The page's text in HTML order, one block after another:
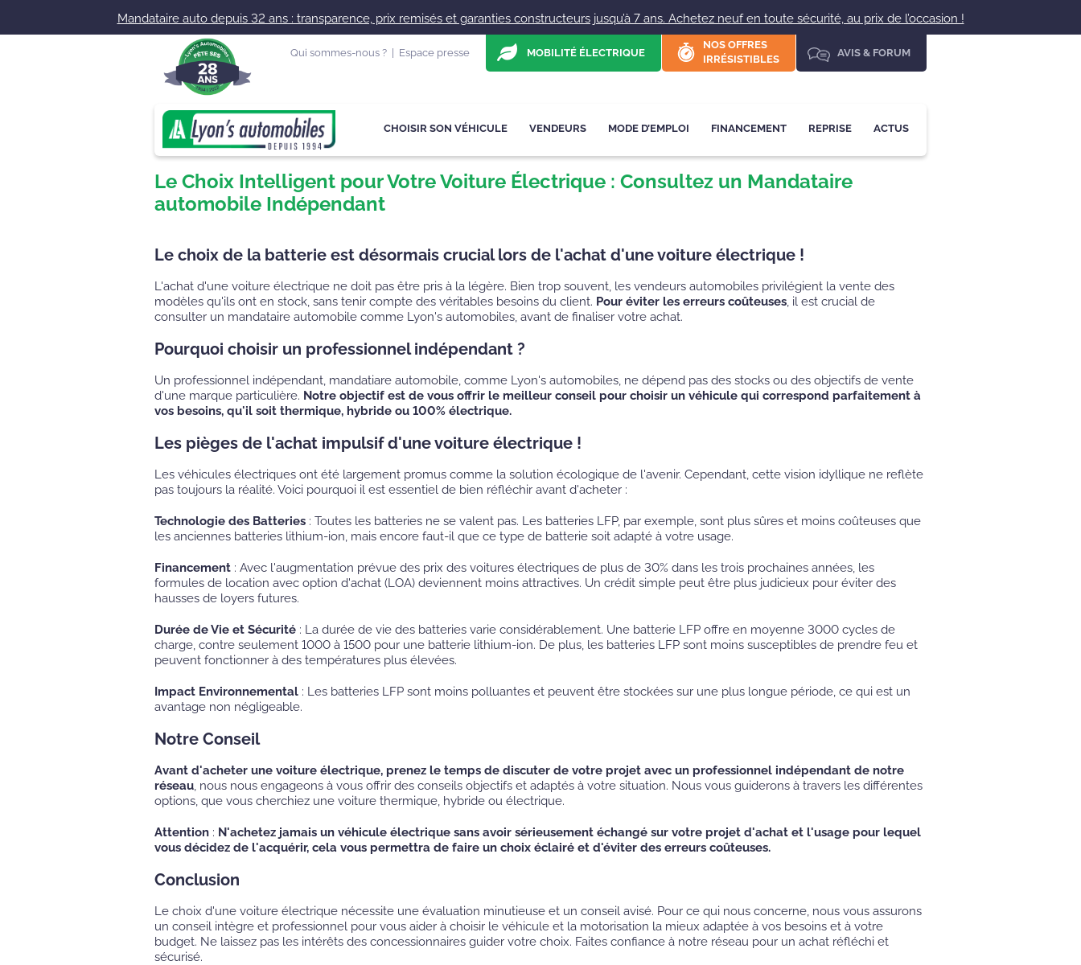
Mandataire auto depuis 32 ans : transparence, prix remisés et garanties constructeurs jusqu’à 7 ans. Achetez neuf en toute sécurité, au prix de l’occasion !
Qui sommes-nous ? Espace presse MOBILITÉ ÉLECTRIQUE
NOS OFFRES
IRRÉSISTIBLES
AVIS & FORUM
CHOISIR SON VÉHICULE VENDEURS MODE D’EMPLOI FINANCEMENT REPRISE ACTUS
Le Choix Intelligent pour Votre Voiture Électrique : Consultez un Mandataire
automobile Indépendant
Le choix de la batterie est désormais crucial lors de l'achat d'une voiture électrique !
L'achat d'une voiture électrique ne doit pas être pris à la légère. Bien trop souvent, les vendeurs automobiles privilégient la vente des
modèles qu'ils ont en stock, sans tenir compte des véritables besoins du client. Pour éviter les erreurs coûteuses, il est crucial de
consulter un mandataire automobile comme Lyon's automobiles, avant de finaliser votre achat.
Pourquoi choisir un professionnel indépendant ?
Un professionnel indépendant, mandatiare automobile, comme Lyon's automobiles, ne dépend pas des stocks ou des objectifs de vente
d'une marque particulière. Notre objectif est de vous offrir le meilleur conseil pour choisir un véhicule qui correspond parfaitement à
vos besoins, qu'il soit thermique, hybride ou 100% électrique.
Les pièges de l'achat impulsif d'une voiture électrique !
Les véhicules électriques ont été largement promus comme la solution écologique de l'avenir. Cependant, cette vision idyllique ne reflète
pas toujours la réalité. Voici pourquoi il est essentiel de bien réfléchir avant d'acheter :
Technologie des Batteries : Toutes les batteries ne se valent pas. Les batteries LFP, par exemple, sont plus sûres et moins coûteuses que
les anciennes batteries lithium-ion, mais encore faut-il que ce type de batterie soit adapté à votre usage.
Financement : Avec l'augmentation prévue des prix des voitures électriques de plus de 30% dans les trois prochaines années, les
formules de location avec option d'achat (LOA) deviennent moins attractives. Un crédit simple peut être plus judicieux pour éviter des
hausses de loyers futures.
Durée de Vie et Sécurité : La durée de vie des batteries varie considérablement. Une batterie LFP offre en moyenne 3000 cycles de
charge, contre seulement 1000 à 1500 pour une batterie lithium-ion. De plus, les batteries LFP sont moins susceptibles de prendre feu et
peuvent fonctionner à des températures plus élevées.
Impact Environnemental : Les batteries LFP sont moins polluantes et peuvent être stockées sur une plus longue période, ce qui est un
avantage non négligeable.
Notre Conseil
Avant d'acheter une voiture électrique, prenez le temps de discuter de votre projet avec un professionnel indépendant de notre
réseau, nous nous engageons à vous offrir des conseils objectifs et adaptés à votre situation. Nous vous guiderons à travers les différentes
options, que vous cherchiez une voiture thermique, hybride ou électrique.
Attention : N'achetez jamais un véhicule électrique sans avoir sérieusement échangé sur votre projet d'achat et l'usage pour lequel
vous décidez de l'acquérir, cela vous permettra de faire un choix éclairé et d'éviter des erreurs coûteuses.
Conclusion
Le choix d'une voiture électrique nécessite une évaluation minutieuse et un conseil avisé. Pour ce qui nous concerne, nous vous assurons
un conseil intègre et professionnel pour vous aider à choisir le véhicule et la motorisation la mieux adaptée à vos besoins et à votre
budget. Ne laissez pas les intérêts des concessionnaires guider votre choix. Faites confiance à notre réseau pour un achat réfléchi et
sécurisé.